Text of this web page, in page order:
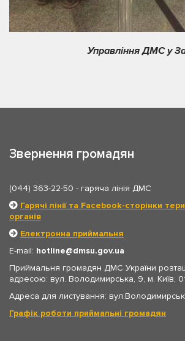
Управління ДМС у
Звернення громадян
(044) 363-22-50 - гаряча лінія ДМС
Гарячі лінії та Facebook-сторінки
органів
Електронна приймальня
E-mail: hotline
dmsu.gov.ua
Приймальня громадян ДМС України
адресою: вул. Володимирська, 9, м. Київ,
Адреса для листування:
Графік роботи приймальні громадян